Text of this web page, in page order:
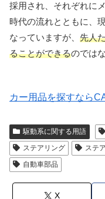
採用され、それぞれに
時代の流れとともに、
なっていますが、 先人
ることができるのでは
カー用品を探すなら
駆動系に関する用語
ステアリング
ステ
自動車部品
X